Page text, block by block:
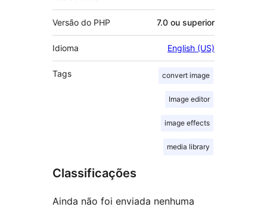
Versão do PHP 7.0 ou superior
Idioma English (US)
Tags convert image
Image editor
image effects
media library
Classificações
Ainda não foi enviada nenhuma